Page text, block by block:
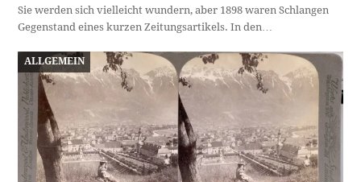
Sie werden sich vielleicht wundern, aber 1898 waren Schlangen
Gegenstand eines kurzen Zeitungsartikels. In den…
ALLGEMEIN